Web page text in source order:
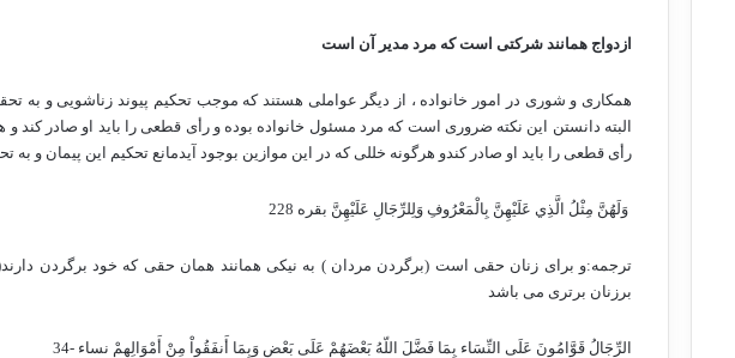
ازدواج همانند شرکتی است که مرد مدیر آن است
همکاری و شوری در امور خانواده ، از دیگر عواملی هستند که موجب تحکیم پیوند زناشویی و به
البته دانستن این نکته ضروری است که مرد مسئول خانواده بوده و رأی قطعی را باید او صادر کند و
رأی قطعی را باید او صادر کندو هرگونه خللی که در این موازین بوجود آیدمانع تحکیم این پیمان و
وَلَهُنَّ مِثْلُ الَّذِي عَلَيْهِنَّ بِالْمَعْرُوفِ وَلِلرِّجَالِ عَلَيْهِنَّ بقره 228
ترجمه:و برای زنان حقی است (برگردن مردان ) به نیکی همانند همان حقی که خود برگردن
برزنان برتری می باشد
الرِّجَالُ قَوَّامُونَ عَلَى النِّسَاء بِمَا فَضَّلَ اللّهُ بَعْضَهُمْ عَلَى بَعْضٍ وَبِمَا أَنفَقُواْ مِنْ أَمْوَالِهِمْ نساء -34